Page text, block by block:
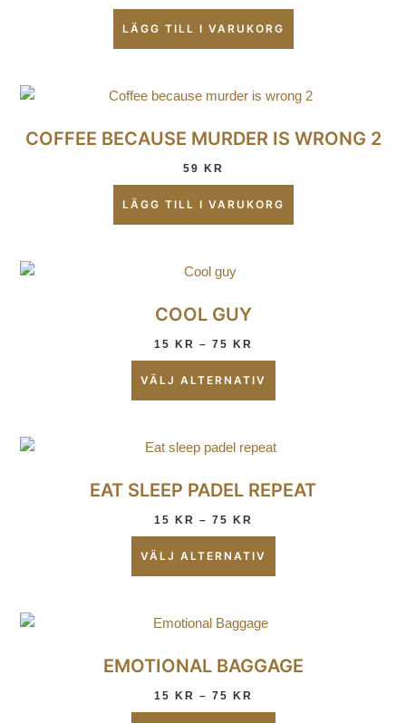
LÄGG TILL I VARUKORG
COFFEE BECAUSE MURDER IS WRONG 2
59 KR
LÄGG TILL I VARUKORG
COOL GUY
15 KR – 75 KR
VÄLJ ALTERNATIV
EAT SLEEP PADEL REPEAT
15 KR – 75 KR
VÄLJ ALTERNATIV
EMOTIONAL BAGGAGE
15 KR – 75 KR